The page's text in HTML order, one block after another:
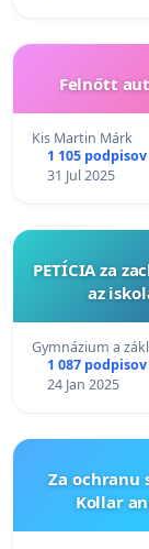
Felnőtt
Kis Martin Márk
1 105 podpisov
31 Jul 2025
PETÍCIA za
az
Gymnázium a
1 087 podpisov
24 Jan 2025
Za ochranu
Kollar